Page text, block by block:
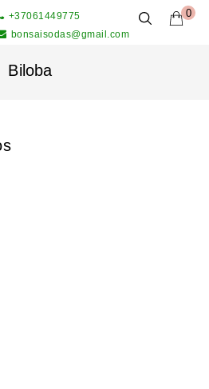
0
+37061449775
bonsaisodas@gmail.com
Biloba